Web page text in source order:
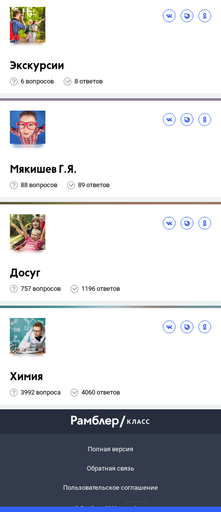
Экскурсии
6 вопросов 8 ответов
Мякишев Г.Я.
88 вопросов 89 ответов
Досуг
757 вопросов 1196 ответов
Химия
3992 вопроса 4060 ответов
Полная версия
Обратная связь
Пользовательское соглашение
© Рамблер,2026 6+